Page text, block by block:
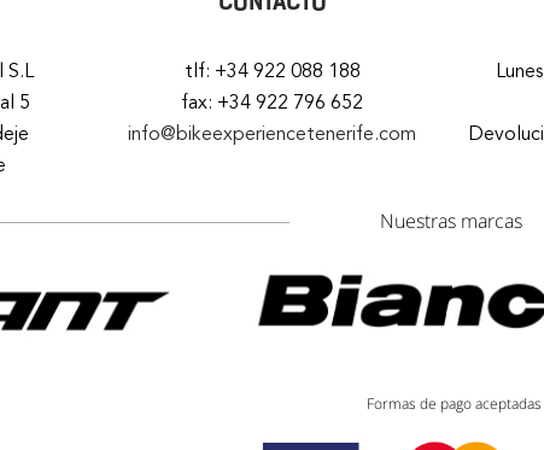
S.L
5
tlf: +34 922 088 188
fax: +34 922 796 652
info@bikeexperiencetenerife.com
Nuestras marcas
Formas de pago aceptadas